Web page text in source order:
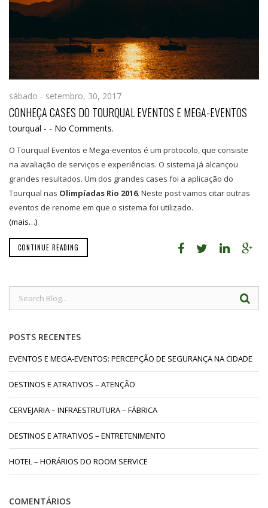
sábado - setembro, 30, 2017
CONHEÇA CASES DO TOURQUAL EVENTOS E MEGA-EVENTOS
tourqual - - No Comments.
O Tourqual Eventos e Mega-eventos é um protocolo, que consiste
na avaliação de serviços e experiências. O sistema já alcançou
grandes resultados. Um dos grandes cases foi a aplicação do
Tourqual nas Olimpíadas Rio 2016. Neste post vamos citar outras
eventos de renome em que o sistema foi utilizado.
(mais…)
CONTINUE READING
POSTS RECENTES
EVENTOS E MEGA-EVENTOS: PERCEPÇÃO DE SEGURANÇA NA CIDADE
DESTINOS E ATRATIVOS – ATENÇÃO
CERVEJARIA – INFRAESTRUTURA – FÁBRICA
DESTINOS E ATRATIVOS – ENTRETENIMENTO
HOTEL – HORÁRIOS DO ROOM SERVICE
COMENTÁRIOS